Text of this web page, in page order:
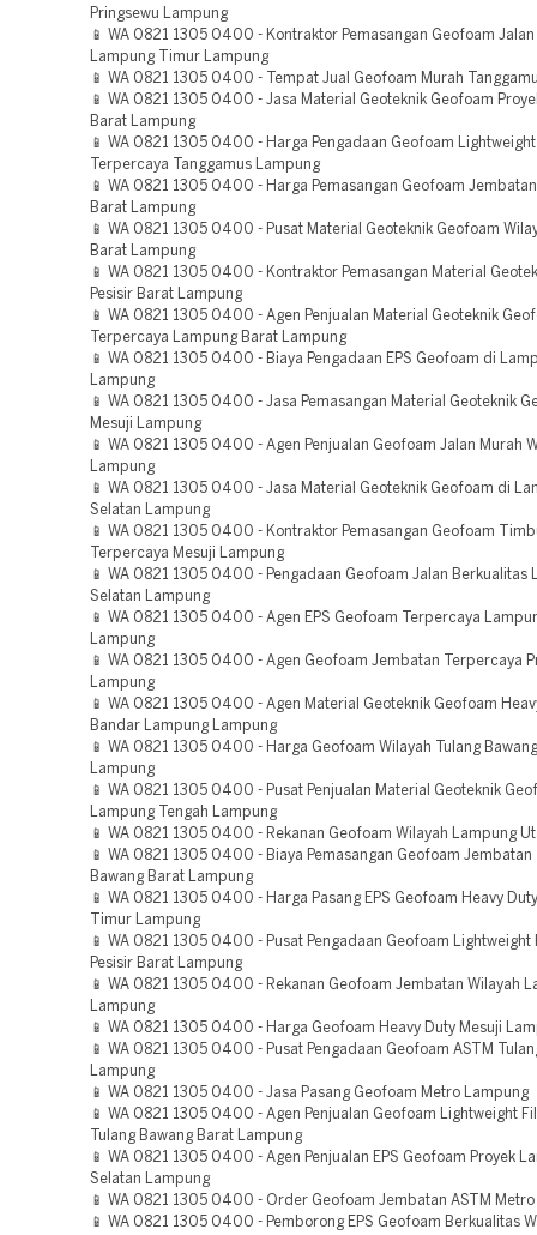
Pringsewu Lampung
📱 WA 0821 1305 0400 - Kontraktor Pemasangan Geofoam
Lampung Timur Lampung
📱 WA 0821 1305 0400 - Tempat Jual Geofoam Murah
📱 WA 0821 1305 0400 - Jasa Material Geoteknik Geofoam
Barat Lampung
📱 WA 0821 1305 0400 - Harga Pengadaan Geofoam
Terpercaya Tanggamus Lampung
📱 WA 0821 1305 0400 - Harga Pemasangan Geofoam
Barat Lampung
📱 WA 0821 1305 0400 - Pusat Material Geoteknik Geofoam
Barat Lampung
📱 WA 0821 1305 0400 - Kontraktor Pemasangan Material
Pesisir Barat Lampung
📱 WA 0821 1305 0400 - Agen Penjualan Material Geoteknik
Terpercaya Lampung Barat Lampung
📱 WA 0821 1305 0400 - Biaya Pengadaan EPS Geofoam di
Lampung
📱 WA 0821 1305 0400 - Jasa Pemasangan Material Geoteknik
Mesuji Lampung
📱 WA 0821 1305 0400 - Agen Penjualan Geofoam Jalan Murah
Lampung
📱 WA 0821 1305 0400 - Jasa Material Geoteknik Geofoam di
Selatan Lampung
📱 WA 0821 1305 0400 - Kontraktor Pemasangan Geofoam
Terpercaya Mesuji Lampung
📱 WA 0821 1305 0400 - Pengadaan Geofoam Jalan Berkualitas
Selatan Lampung
📱 WA 0821 1305 0400 - Agen EPS Geofoam Terpercaya
Lampung
📱 WA 0821 1305 0400 - Agen Geofoam Jembatan Terpercaya
Lampung
📱 WA 0821 1305 0400 - Agen Material Geoteknik Geofoam
Bandar Lampung Lampung
📱 WA 0821 1305 0400 - Harga Geofoam Wilayah Tulang
Lampung
📱 WA 0821 1305 0400 - Pusat Penjualan Material Geoteknik
Lampung Tengah Lampung
📱 WA 0821 1305 0400 - Rekanan Geofoam Wilayah Lampung
📱 WA 0821 1305 0400 - Biaya Pemasangan Geofoam Jembatan
Bawang Barat Lampung
📱 WA 0821 1305 0400 - Harga Pasang EPS Geofoam Heavy
Timur Lampung
📱 WA 0821 1305 0400 - Pusat Pengadaan Geofoam Lightweight
Pesisir Barat Lampung
📱 WA 0821 1305 0400 - Rekanan Geofoam Jembatan Wilayah
Lampung
📱 WA 0821 1305 0400 - Harga Geofoam Heavy Duty Mesuji
📱 WA 0821 1305 0400 - Pusat Pengadaan Geofoam ASTM
Lampung
📱 WA 0821 1305 0400 - Jasa Pasang Geofoam Metro Lampung
📱 WA 0821 1305 0400 - Agen Penjualan Geofoam Lightweight
Tulang Bawang Barat Lampung
📱 WA 0821 1305 0400 - Agen Penjualan EPS Geofoam Proyek
Selatan Lampung
📱 WA 0821 1305 0400 - Order Geofoam Jembatan ASTM
📱 WA 0821 1305 0400 - Pemborong EPS Geofoam Berkualitas